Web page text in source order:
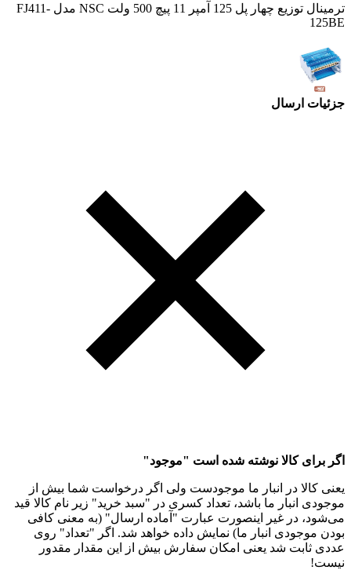
ترمینال توزیع چهار پل 125 آمپر 11 پیچ 500 ولت NSC مدل FJ411-
125BE
جزئیات ارسال
اگر برای کالا نوشته شده است "موجود"
یعنی کالا در انبار ما موجودست ولی اگر درخواست شما بیش از
موجودی انبار ما باشد، تعداد کسری در "سبد خرید" زیر نام کالا قید
می‌شود، در غیر اینصورت عبارت "آماده ارسال" (به معنی کافی
بودن موجودی انبار ما) نمایش داده خواهد شد. اگر "تعداد" روی
عددی ثابت شد یعنی امکان سفارش بیش از این مقدار مقدور
نیست!